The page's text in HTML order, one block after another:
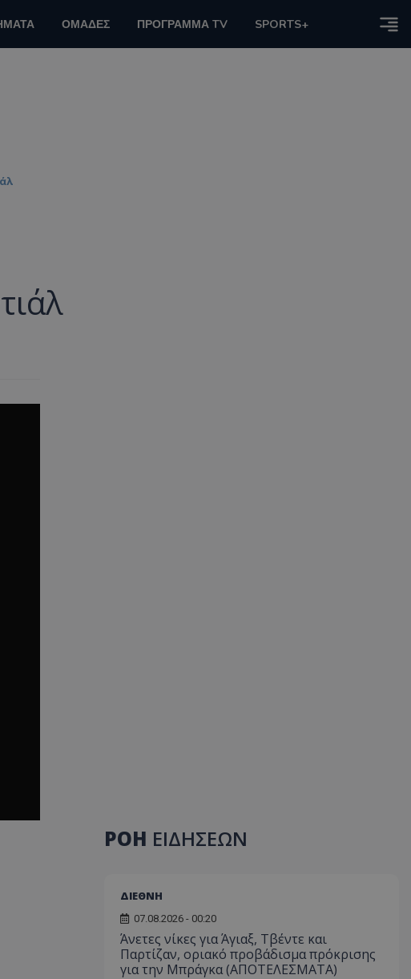
ΟΜΑΔΕΣ ΠΡΟΓΡΑΜΜΑ TV SPORTS+
ΡΟΗ ΕΙΔΗΣΕΩΝ
ΔΙΕΘΝΗ
07.08.2026 - 00:20
Άνετες νίκες για Άγιαξ, Τβέντε και
Παρτίζαν, οριακό προβάδισμα πρόκρισης
για την Μπράγκα (ΑΠΟΤΕΛΕΣΜΑΤΑ)